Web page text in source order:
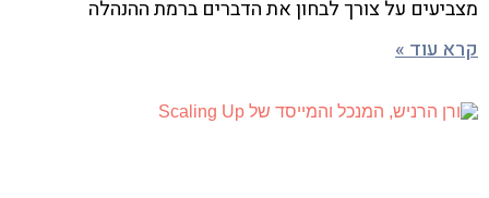
מצביעים על צורך לבחון את הדברים ברמת ההנהלה
קרא עוד »